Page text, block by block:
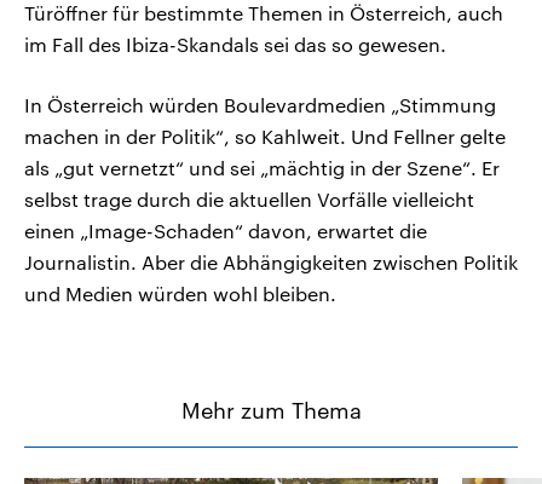
Türöffner für bestimmte Themen in Österreich, auch
im Fall des Ibiza-Skandals sei das so gewesen.
In Österreich würden Boulevardmedien „Stimmung
machen in der Politik“, so Kahlweit. Und Fellner gelte
als „gut vernetzt“ und sei „mächtig in der Szene“. Er
selbst trage durch die aktuellen Vorfälle vielleicht
einen „Image-Schaden“ davon, erwartet die
Journalistin. Aber die Abhängigkeiten zwischen Politik
und Medien würden wohl bleiben.
Mehr zum Thema